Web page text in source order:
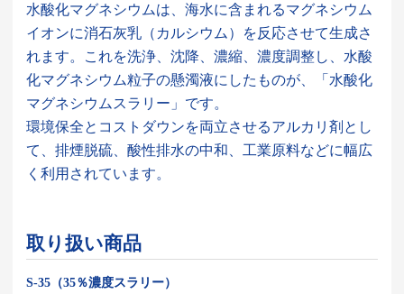
水酸化マグネシウムは、海水に含まれるマグネシウム
イオンに消石灰乳（カルシウム）を反応させて生成さ
れます。これを洗浄、沈降、濃縮、濃度調整し、水酸
化マグネシウム粒子の懸濁液にしたものが、「水酸化
マグネシウムスラリー」です。
環境保全とコストダウンを両立させるアルカリ剤とし
て、排煙脱硫、酸性排水の中和、工業原料などに幅広
く利用されています。
取り扱い商品
S-35（35％濃度スラリー）